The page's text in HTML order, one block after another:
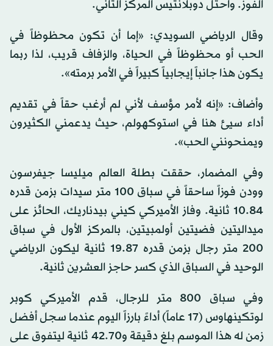
الفوز. واحتل دوبلانتيس المركز الثاني.
وقال الرياضي السويدي: «إما أن تكون محظوظاً في
الحب أو محظوظاً في الحياة، والزفاف قريب، لذا ربما
يكون هذا جانباً إيجابياً كبيراً في الأمر برمته».
وأضاف: «إنه لأمر مؤسف لأني لم أرغب حقاً في تقديم
أداء سيئ هنا في استوكهولم، حيث يدعمني الكثيرون
ويمنحونني الحب».
وفي المضمار، حققت بطلة العالم ميليسا جيفرسون
وودن فوزاً ساحقاً في سباق 100 متر سيدات بزمن قدره
10.84 ثانية. وفاز الأميركي كيني بيدناريك، الحائز على
ميداليتين فضيتين أولمبيتين، بالمركز الأول في سباق
200 متر رجال بزمن قدره 19.87 ثانية ليكون الرياضي
الوحيد في السباق الذي كسر حاجز العشرين ثانية.
وفي سباق 800 متر للرجال، قدم الأميركي كوبر
لوتكينهاوس (17 عاماً) أداءً بارزاً اليوم عندما سجل أفضل
زمن له هذا الموسم بلغ دقيقة و42.70 ثانية ليتفوق على